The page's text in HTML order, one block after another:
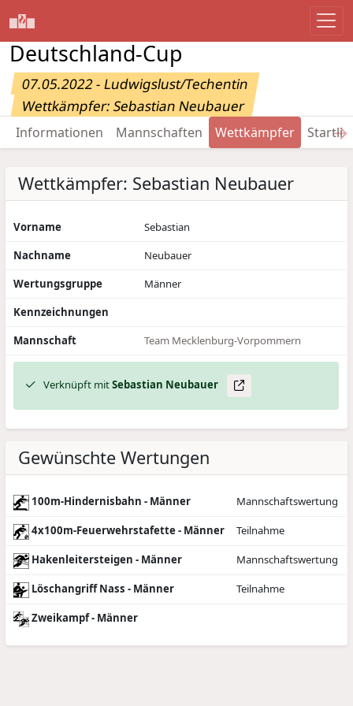
Deutschland-Cup
07.05.2022 - Ludwigslust/Techentin
Wettkämpfer: Sebastian Neubauer
Informationen Mannschaften Wettkämpfer →
Wettkämpfer: Sebastian Neubauer
Vorname
Sebastian
Nachname
Neubauer
Wertungsgruppe
Männer
Kennzeichnungen
Mannschaft
Team Mecklenburg-Vorpommern
Verknüpft mitSebastian Neubauer
Gewünschte Wertungen
100m-Hindernisbahn - Männer Mannschaftswertung
4x100m-Feuerwehrstafette - Männer Teilnahme
Hakenleitersteigen - Männer Mannschaftswertung
Löschangriff Nass - Männer Teilnahme
Zweikampf - Männer